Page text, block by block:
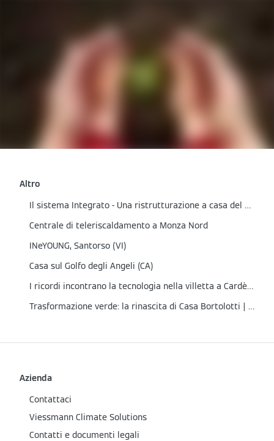
Altro
Il sistema Integrato - Una ristrutturazione a casa del Partner
Centrale di teleriscaldamento a Monza Nord
INeYOUNG, Santorso (VI)
Casa sul Golfo degli Angeli (CA)
I ricordi incontrano la tecnologia nella villetta a Cardè (CN)
Trasformazione verde: la rinascita di Casa Bortolotti | Cene (BG)
Azienda
Contattaci
Viessmann Climate Solutions
Contatti e documenti legali